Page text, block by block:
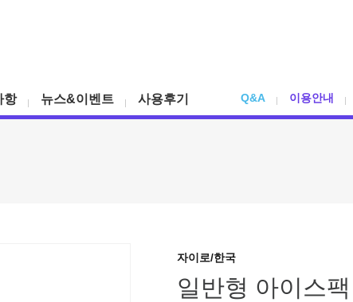
항 뉴스&이벤트 사용후기 Q&A 이용안내
자이로/한국
일반형 아이스팩